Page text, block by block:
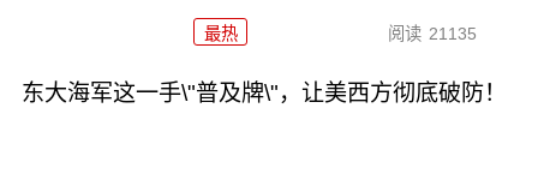
最热 阅读 21135
东大海军这一手\"普及牌\"，让美西方彻底破防！